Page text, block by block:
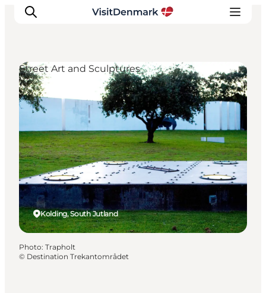
Inspirations
Destinations
Quoi faire
Hébergements
Planifiez votre voyage
Kolding, South Jutland
Street Art and Sculptures
Photo: Trapholt
© Destination Trekantområdet